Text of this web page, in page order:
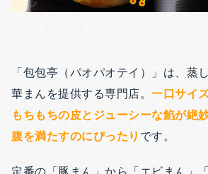
「包包亭（パオパオテイ）」は、蒸
華まんを提供する専門店。 一口サイ
もちもちの皮とジューシーな餡が絶
腹を満たすのにぴったり です。
定番の「豚まん」から「エビまん」